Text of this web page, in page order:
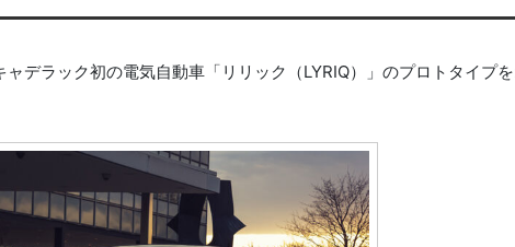
デラック初の電気自動車「リリック（LYRIQ）」のプロトタイプ